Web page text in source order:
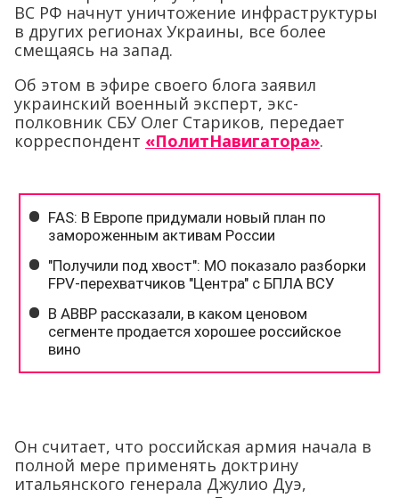
ВС РФ начнут уничтожение инфраструктуры
в других регионах Украины, все более
смещаясь на запад.
Об этом в эфире своего блога заявил
украинский военный эксперт, экс-
полковник СБУ Олег Стариков, передает
корреспондент «ПолитНавигатора».
Он считает, что российская армия начала в
полной мере применять доктрину
итальянского генерала Джулио Дуэ,